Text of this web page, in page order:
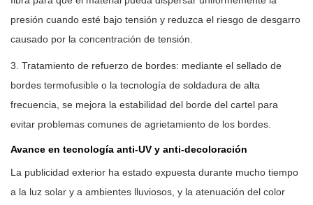
presión cuando esté bajo tensión y reduzca el riesgo de desgarro
causado por la concentración de tensión.
3. Tratamiento de refuerzo de bordes: mediante el sellado de
bordes termofusible o la tecnología de soldadura de alta
frecuencia, se mejora la estabilidad del borde del cartel para
evitar problemas comunes de agrietamiento de los bordes.
Avance en tecnología anti-UV y anti-decoloración
La publicidad exterior ha estado expuesta durante mucho tiempo
a la luz solar y a ambientes lluviosos, y la atenuación del color